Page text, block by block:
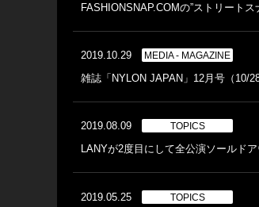
FASHIONSNAP.COMの”ストリート
2019.10.29 MEDIA - MAGAZINE
雑誌「NYLON JAPAN」12月号（10/
2019.08.09 TOPICS
LANYが2度目にして全公演ソールド
2019.05.25 TOPICS